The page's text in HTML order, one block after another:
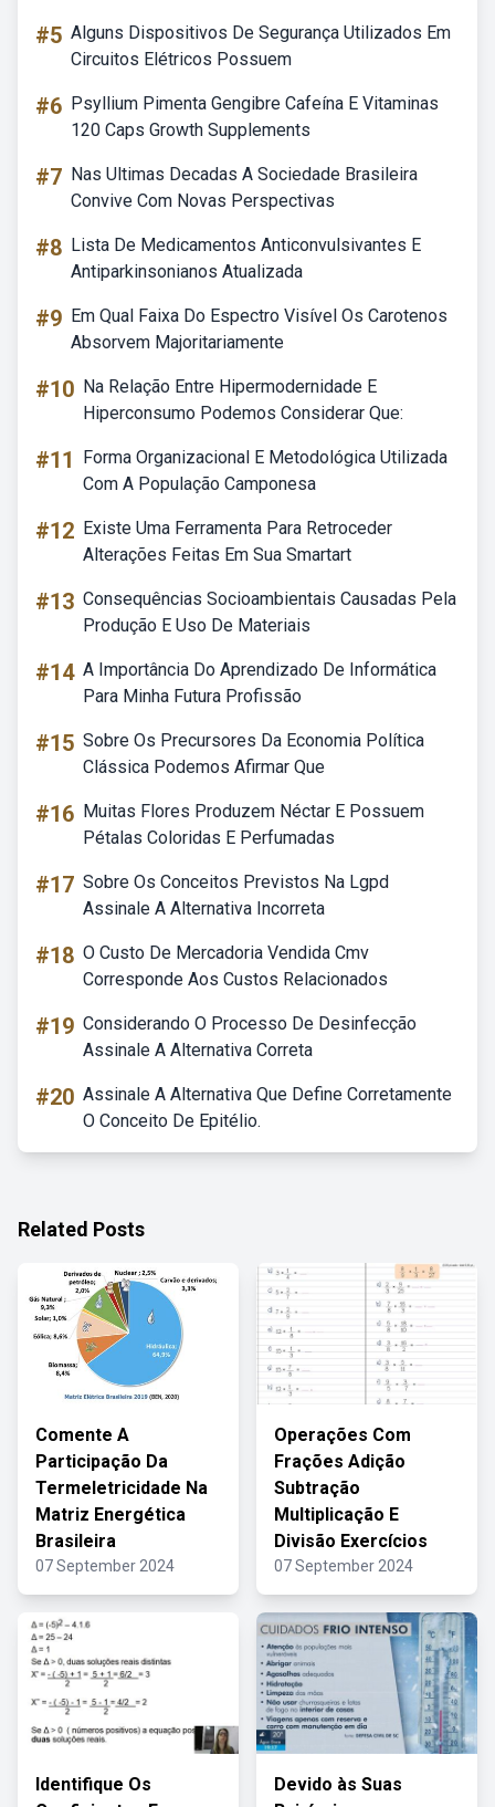
#5 Alguns Dispositivos De Segurança Utilizados Em
Circuitos Elétricos Possuem
#6 Psyllium Pimenta Gengibre Cafeína E Vitaminas
120 Caps Growth Supplements
#7 Nas Ultimas Decadas A Sociedade Brasileira
Convive Com Novas Perspectivas
#8 Lista De Medicamentos Anticonvulsivantes E
Antiparkinsonianos Atualizada
#9 Em Qual Faixa Do Espectro Visível Os Carotenos
Absorvem Majoritariamente
#10 Na Relação Entre Hipermodernidade E
Hiperconsumo Podemos Considerar Que:
#11
Forma Organizacional E Metodológica Utilizada
Com A População Camponesa
#12 Existe Uma Ferramenta Para Retroceder
Alterações Feitas Em Sua Smartart
#13 Consequências Socioambientais Causadas Pela
Produção E Uso De Materiais
#14 A Importância Do Aprendizado De Informática
Para Minha Futura Profissão
#15 Sobre Os Precursores Da Economia Política
Clássica Podemos Afirmar Que
#16 Muitas Flores Produzem Néctar E Possuem
Pétalas Coloridas E Perfumadas
#17 Sobre Os Conceitos Previstos Na Lgpd
Assinale A Alternativa Incorreta
#18 O Custo De Mercadoria Vendida Cmv
Corresponde Aos Custos Relacionados
#19 Considerando O Processo De Desinfecção
Assinale A Alternativa Correta
#20 Assinale A Alternativa Que Define Corretamente
O Conceito De Epitélio.
Related Posts
Comente A
Participação Da
Termeletricidade Na
Matriz Energética
Brasileira
07 September 2024
Operações Com
Frações Adição
Subtração
Multiplicação E
Divisão Exercícios
07 September 2024
Identifique Os
Devido às Suas